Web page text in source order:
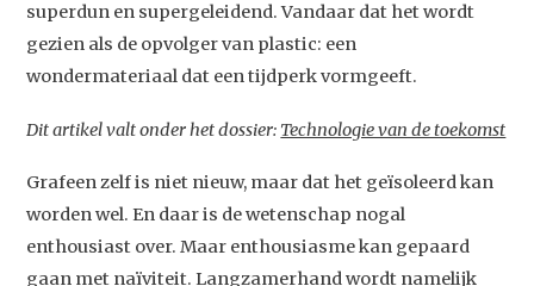
superdun en supergeleidend. Vandaar dat het wordt
gezien als de opvolger van plastic: een
wondermateriaal dat een tijdperk vormgeeft.
Dit artikel valt onder het dossier: Technologie van de toekomst
Grafeen zelf is niet nieuw, maar dat het geïsoleerd kan
worden wel. En daar is de wetenschap nogal
enthousiast over. Maar enthousiasme kan gepaard
gaan met naïviteit. Langzamerhand wordt namelijk